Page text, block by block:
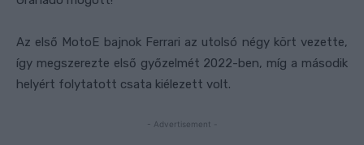
Az első MotoE bajnok Ferrari az utolsó négy kört vezette,
így megszerezte első győzelmét 2022-ben, míg a második
helyért folytatott csata kiélezett volt.
- Advertisement -